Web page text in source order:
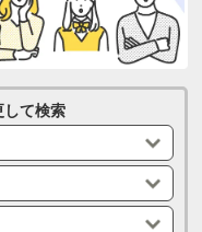
して検索